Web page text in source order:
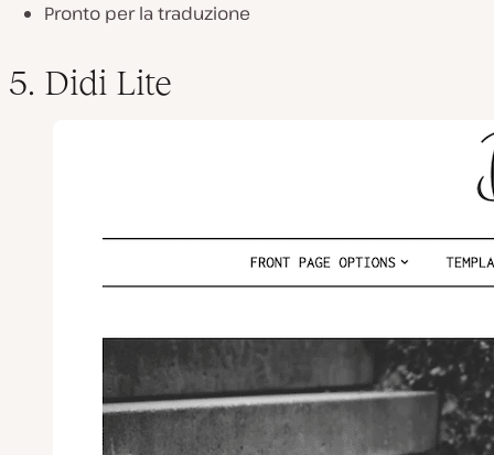
Pronto per la traduzione
5. Didi Lite